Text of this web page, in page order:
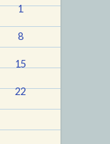
1
8
15
22